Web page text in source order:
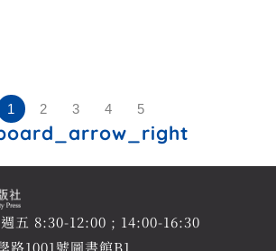
1 2 3 4 5
五 8:30-12:00 ; 14:00-16:30